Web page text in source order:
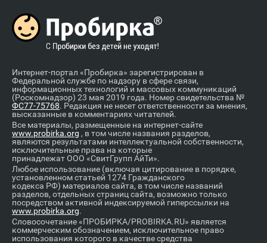
Интернет-портал «Пробирка» зарегистрирован в
Федеральной службе по надзору в сфере связи,
информационных технологий и массовых коммуникаций
(Роскомнадзор) 23 мая 2019 года. Номер свидетельства №
ФС77-75768. Редакция не несет ответственности за мнения,
высказанные в комментариях читателей.
Все материалы, размещенные на интернет-сайте
www.probirka.org , в том числе названия разделов,
являются результатами интеллектуальной собственности,
исключительные права на которые
принадлежат ООО «СвитГрупп АйТи».
Любое использование (включая цитирование в порядке,
установленном статьей 1274 Гражданского
кодекса РФ) материалов сайта, в том числе названий
разделов, отдельных страниц сайта, возможно только
посредством активной индексируемой гиперссылки на
www.probirka.org.
Словосочетание «ПРОБИРКА/PROBIRKA.RU» является
коммерческим обозначением, исключительное право
использования которого в качестве средства